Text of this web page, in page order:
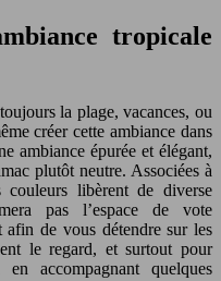
tropicale
la plage, vacances, ou
créer cette ambiance dans
ambiance épurée et élégant,
plutôt neutre. Associées à
libèrent de diverse
pas l’espace de vote
de vous détendre sur les
le regard, et surtout pour
accompagnant quelques